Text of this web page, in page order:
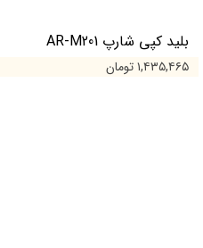
بلید کپی شارپ AR-M201
۱,۴۳۵,۴۶۵ تومان